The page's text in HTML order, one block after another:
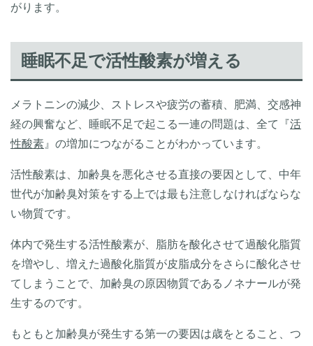
がります。
睡眠不足で活性酸素が増える
メラトニンの減少、ストレスや疲労の蓄積、肥満、交感神
経の興奮など、睡眠不足で起こる一連の問題は、全て『活
性酸素 』の増加につながることがわかっています。
活性酸素は、加齢臭を悪化させる直接の要因として、中年
世代が加齢臭対策をする上では最も注意しなければならな
い物質です。
体内で発生する活性酸素が、脂肪を酸化させて過酸化脂質
を増やし、増えた過酸化脂質が皮脂成分をさらに酸化させ
てしまうことで、加齢臭の原因物質であるノネナールが発
生するのです。
もともと加齢臭が発生する第一の要因は歳をとること、つ